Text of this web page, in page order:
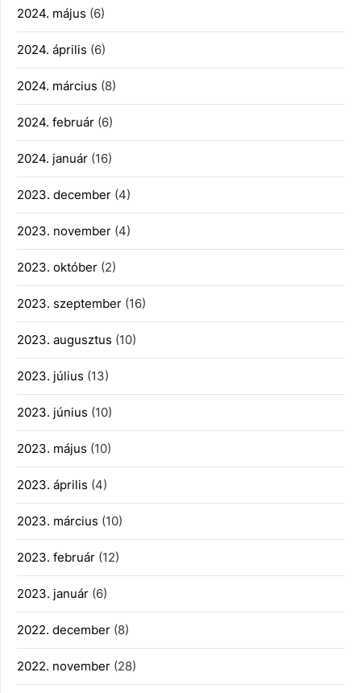
2024. május (6)
2024. április (6)
2024. március (8)
2024. február (6)
2024. január (16)
2023. december (4)
2023. november (4)
2023. október (2)
2023. szeptember (16)
2023. augusztus (10)
2023. július (13)
2023. június (10)
2023. május (10)
2023. április (4)
2023. március (10)
2023. február (12)
2023. január (6)
2022. december (8)
2022. november (28)